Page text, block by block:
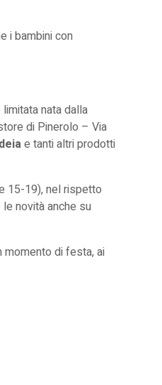
i bambini con
limitata nata dalla
di Pinerolo – Via
e tanti altri prodotti
15-19), nel rispetto
novità anche su
momento di festa, ai